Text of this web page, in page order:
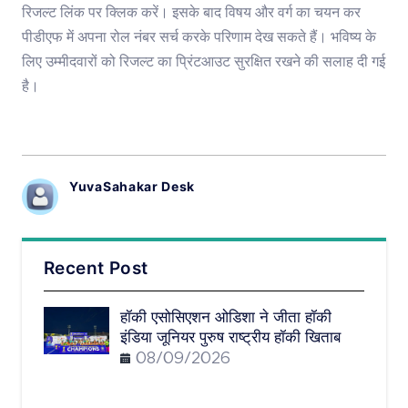
रिजल्ट लिंक पर क्लिक करें। इसके बाद विषय और वर्ग का चयन कर
पीडीएफ में अपना रोल नंबर सर्च करके परिणाम देख सकते हैं। भविष्य के
लिए उम्मीदवारों को रिजल्ट का प्रिंटआउट सुरक्षित रखने की सलाह दी गई
है।
YuvaSahakar Desk
Recent Post
हॉकी एसोसिएशन ओडिशा ने जीता हॉकी
इंडिया जूनियर पुरुष राष्ट्रीय हॉकी खिताब
08/09/2026